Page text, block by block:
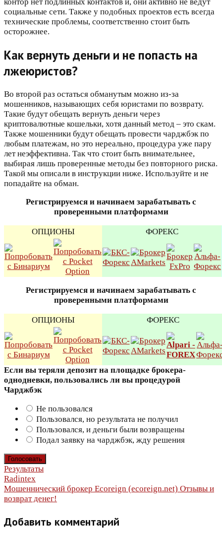
контор нет подлинных контактов и, они активно не ведут
социальные сети. Также у подобных проектов есть всегда
технические проблемы, соответственно стоит быть
осторожнее.
Как вернуть деньги и не попасть на
лжеюристов?
Во второй раз остаться обманутым можно из-за
мошенников, называющих себя юристами по возврату.
Такие будут обещать вернуть деньги через
криптовалютные кошельки, хотя данный метод – это скам.
Также мошенники будут обещать провести чарджбэк по
любым платежам, но это нереально, процедура уже пару
лет неэффективна. Так что стоит быть внимательнее,
выбирая лишь проверенные методы без повторного риска.
Такой мы описали в инструкции ниже. Используйте и не
попадайте на обман.
Регистрируемся и начинаем зарабатывать с
проверенными платформами
ОПЦИОНЫ ФОРЕКС
Регистрируемся и начинаем зарабатывать с
проверенными платформами
ОПЦИОНЫ ФОРЕКС
Если вы теряли депозит на площадке брокера-
однодневки, пользовались ли вы процедурой
Чарджбэк
Не пользовался
Пользовался, но результата не получил
Пользовался, и деньги были возвращены
Подал заявку на чарджбэк, жду решения
Результаты
Навигация
по
Radintex
Мошеннический брокер Ecoreign (ecoreign.net) Отзывы и
возврат денег!
Добавить комментарий